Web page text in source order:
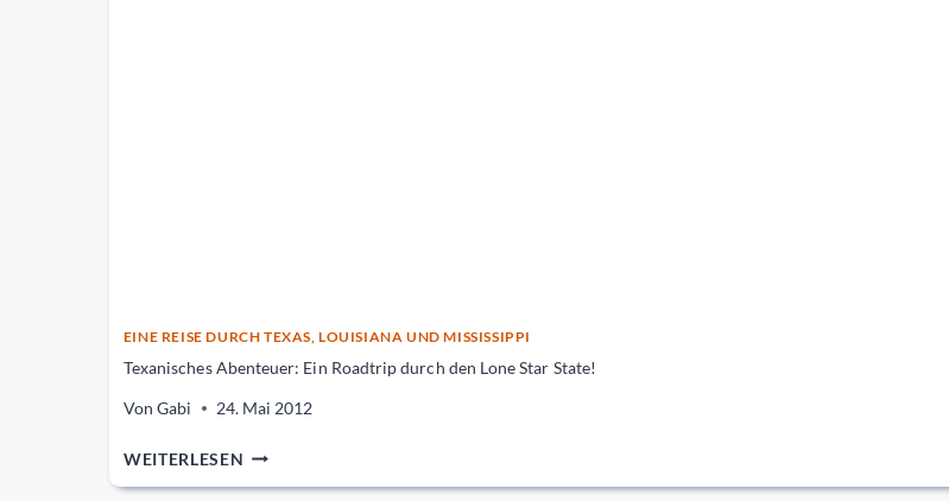
EINE REISE DURCH TEXAS, LOUISIANA UND MISSISSIPPI
Texanisches Abenteuer: Ein Roadtrip durch den Lone Star State!
Von Gabi 24. Mai 2012
WEITERLESEN TEXANISCHES